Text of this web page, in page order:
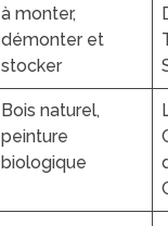
à monter,
démonter et
stocker
Bois naturel,
peinture
biologique